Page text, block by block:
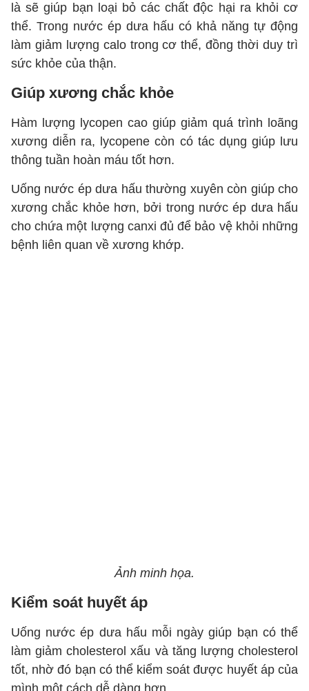
là sẽ giúp bạn loại bỏ các chất độc hại ra khỏi cơ
thể. Trong nước ép dưa hấu có khả năng tự động
làm giảm lượng calo trong cơ thể, đồng thời duy trì
sức khỏe của thận.
Giúp xương chắc khỏe
Hàm lượng lycopen cao giúp giảm quá trình loãng
xương diễn ra, lycopene còn có tác dụng giúp lưu
thông tuần hoàn máu tốt hơn.
Uống nước ép dưa hấu thường xuyên còn giúp cho
xương chắc khỏe hơn, bởi trong nước ép dưa hấu
cho chứa một lượng canxi đủ để bảo vệ khỏi những
bệnh liên quan về xương khớp.
Ảnh minh họa.
Kiểm soát huyết áp
Uống nước ép dưa hấu mỗi ngày giúp bạn có thể
làm giảm cholesterol xấu và tăng lượng cholesterol
tốt, nhờ đó bạn có thể kiểm soát được huyết áp của
mình một cách dễ dàng hơn.